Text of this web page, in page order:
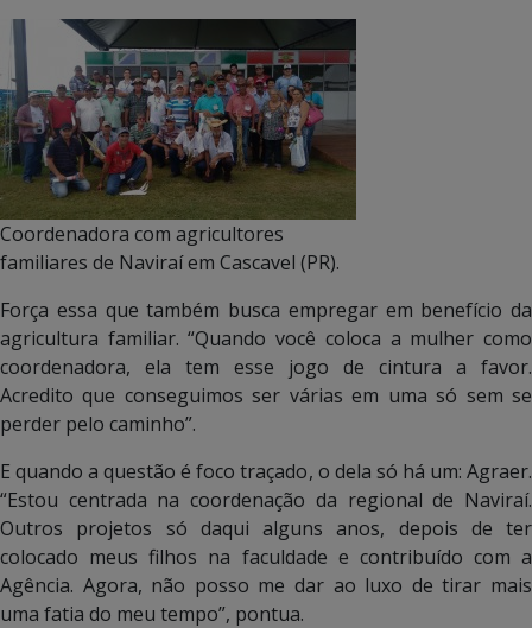
Coordenadora com agricultores
familiares de Naviraí em Cascavel (PR).
Força essa que também busca empregar em benefício da
agricultura familiar. “Quando você coloca a mulher como
coordenadora, ela tem esse jogo de cintura a favor.
Acredito que conseguimos ser várias em uma só sem se
perder pelo caminho”.
E quando a questão é foco traçado, o dela só há um: Agraer.
“Estou centrada na coordenação da regional de Naviraí.
Outros projetos só daqui alguns anos, depois de ter
colocado meus filhos na faculdade e contribuído com a
Agência. Agora, não posso me dar ao luxo de tirar mais
uma fatia do meu tempo”, pontua.